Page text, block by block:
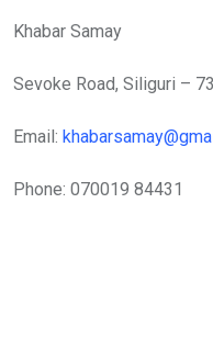
Khabar Samay
Sevoke Road, Siliguri –
Email:
Phone: 070019 84431